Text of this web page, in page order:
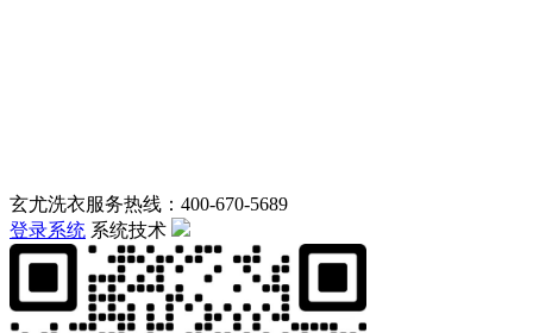
玄尤洗衣服务热线：400-670-5689
登录系统 系统技术